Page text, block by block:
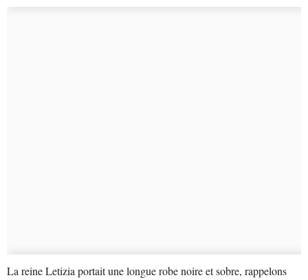
La reine Letizia portait une longue robe noire et sobre, rappelons